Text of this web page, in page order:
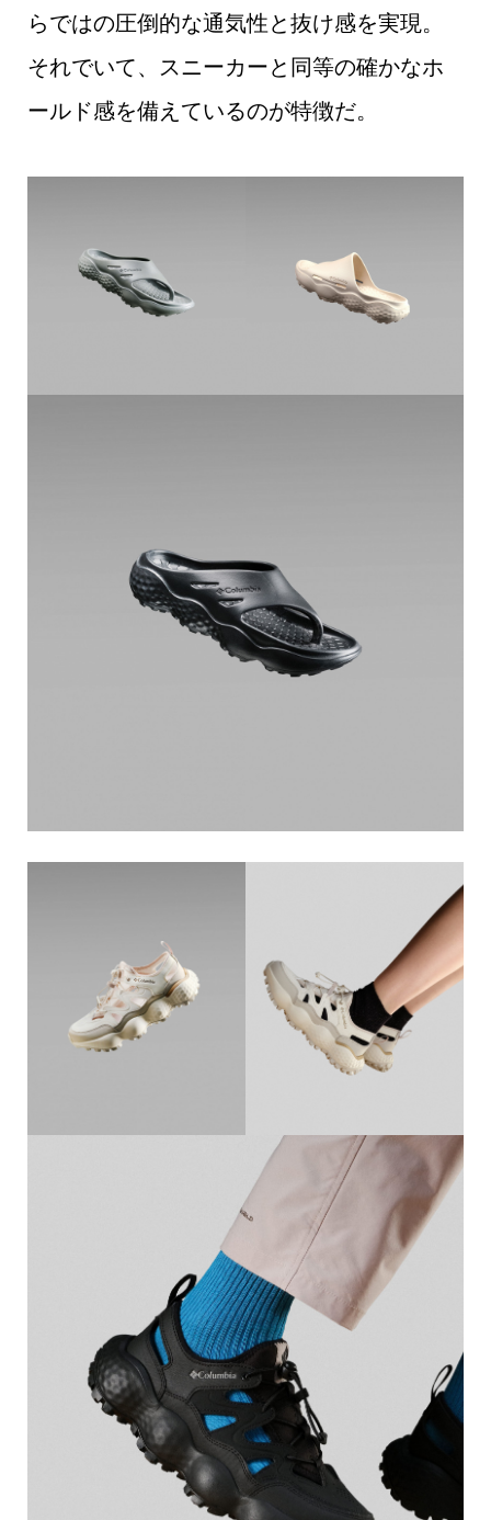
らではの圧倒的な通気性と抜け感を実現。
それでいて、スニーカーと同等の確かなホ
ールド感を備えているのが特徴だ。